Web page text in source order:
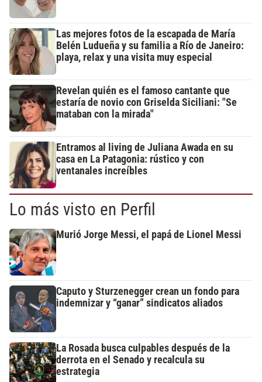
Las mejores fotos de la escapada de María
Belén Ludueña y su familia a Río de Janeiro:
playa, relax y una visita muy especial
Revelan quién es el famoso cantante que
estaría de novio con Griselda Siciliani: "Se
mataban con la mirada"
Entramos al living de Juliana Awada en su
casa en La Patagonia: rústico y con
ventanales increíbles
Lo más visto en Perfil
Murió Jorge Messi, el papá de Lionel Messi
Caputo y Sturzenegger crean un fondo para
indemnizar y “ganar” sindicatos aliados
La Rosada busca culpables después de la
derrota en el Senado y recalcula su
estrategia